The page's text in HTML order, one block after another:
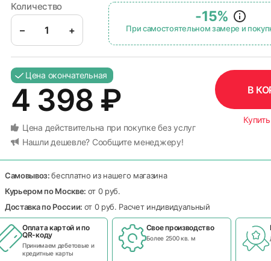
Количество
– +
-15%
При самостоятельном замере и
Цена окончательная
4 398 ₽
Цена действительна при покупке без услуг
Нашли дешевле? Сообщите менеджеру!
В
Самовывоз:бесплатно из нашего магазина
Курьером по Москве: от 0 руб.
Доставка по России: от 0 руб. Расчет индивидуальный
Оплата картой и по
QR-коду
Принимаем дебетовые и
кредитные карты
Свое производство
Более 2500 кв. м